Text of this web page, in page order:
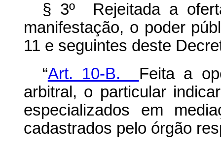
§ 3º Rejeitada a
manifestação, o poder
11 e seguintes deste
“Art. 10-B. Feita a
arbitral, o particular
especializados em
cadastrados pelo órgão